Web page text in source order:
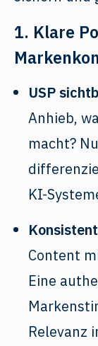
1. Klare
USP
Anhieb,
macht?
KI-
Content
Eine
Relevanz